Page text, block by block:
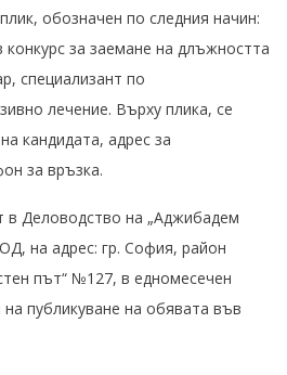
обозначен по следния начин:
конкурс за заемане на длъжността
специализант по
лечение. Върху плика, се
кандидата, адрес за
за връзка.
в Деловодство на „Аджибадем
на адрес: гр. София, район
път“ №127, в едномесечен
публикуване на обявата във